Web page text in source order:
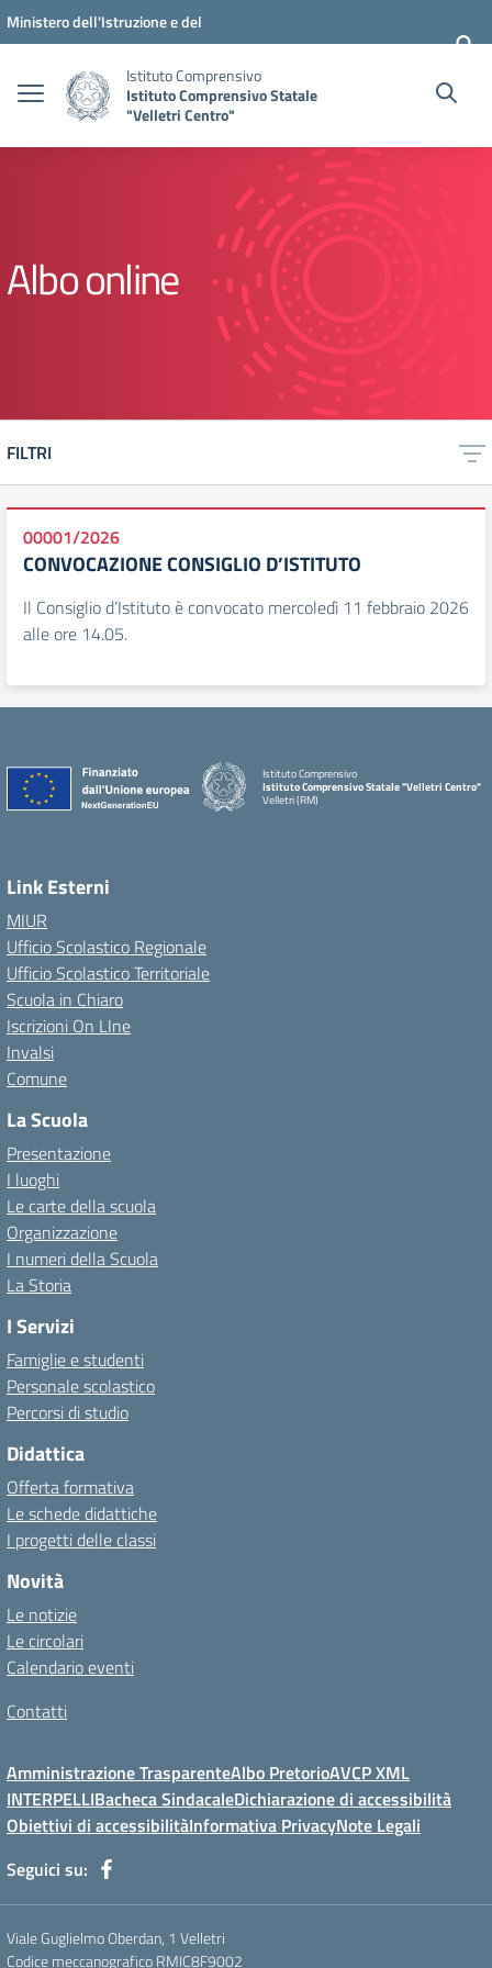
Vai ai contenuti
Vai al menu di navigazione
Vai al footer
Ministero dell'Istruzione e del
Istituto Comprensivo
Istituto Comprensivo Statale
"Velletri Centro"
Albo online
FILTRI
00001/2026
CONVOCAZIONE CONSIGLIO D’ISTITUTO
Il Consiglio d’Istituto è convocato mercoledì 11 febbraio 2026
alle ore 14.05.
Istituto Comprensivo
Istituto Comprensivo Statale "Velletri Centro"
Velletri (RM)
Link Esterni
MIUR
Ufficio Scolastico Regionale
Ufficio Scolastico Territoriale
Scuola in Chiaro
Iscrizioni On LIne
Invalsi
Comune
La Scuola
Presentazione
I luoghi
Le carte della scuola
Organizzazione
I numeri della Scuola
La Storia
I Servizi
Famiglie e studenti
Personale scolastico
Percorsi di studio
Didattica
Offerta formativa
Le schede didattiche
I progetti delle classi
Novità
Le notizie
Le circolari
Calendario eventi
Contatti
Amministrazione TrasparenteAlbo PretorioAVCP XML
INTERPELLIBacheca SindacaleDichiarazione di accessibilità
Obiettivi di accessibilitàInformativa PrivacyNote Legali
Seguici su:
Viale Guglielmo Oberdan, 1 Velletri
Codice meccanografico RMIC8F9002